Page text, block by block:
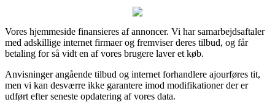
Vores hjemmeside finansieres af annoncer. Vi har samarbejdsaftaler
med adskillige internet firmaer og fremviser deres tilbud, og får
betaling for så vidt en af vores brugere laver et køb.
Anvisninger angående tilbud og internet forhandlere ajourføres tit,
men vi kan desværre ikke garantere imod modifikationer der er
udført efter seneste opdatering af vores data.